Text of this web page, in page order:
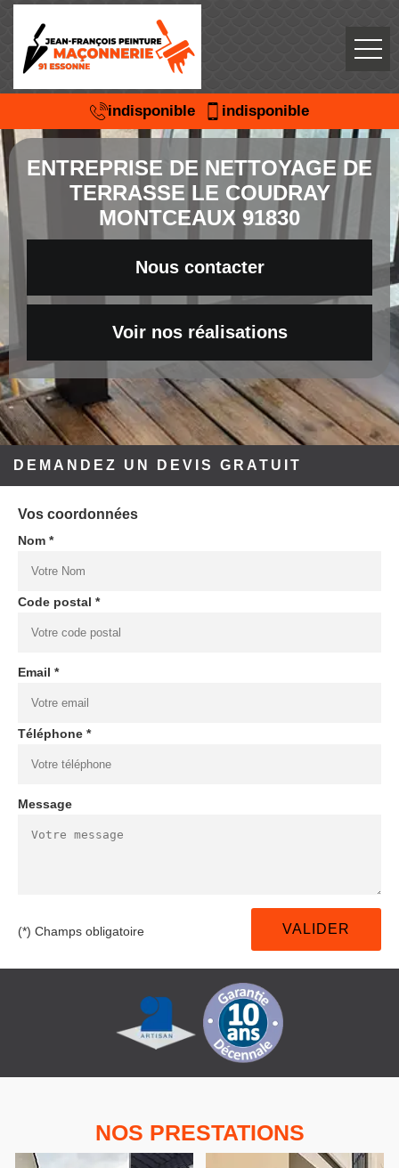
indisponible indisponible
ENTREPRISE DE NETTOYAGE DE
TERRASSE LE COUDRAY
MONTCEAUX 91830
Nous contacter
Voir nos réalisations
DEMANDEZ UN DEVIS GRATUIT
Vos coordonnées
Nom *
Code postal *
Email *
Téléphone *
Message
(*) Champs obligatoire
NOS PRESTATIONS